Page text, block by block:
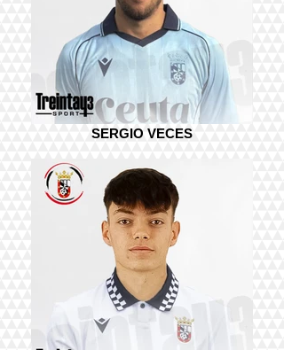
SERGIO VECES